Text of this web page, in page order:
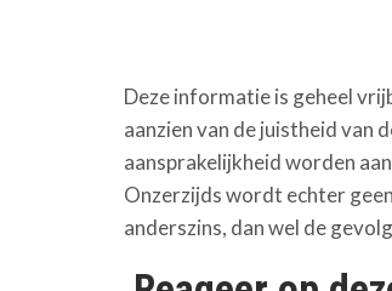
Deze informatie is geheel
aanzien van de juistheid van
aansprakelijkheid worden
Onzerzijds wordt echter
anderszins, dan wel de